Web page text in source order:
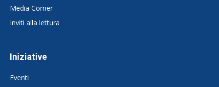
Media Corner
Inviti alla lettura
Iniziative
Eventi